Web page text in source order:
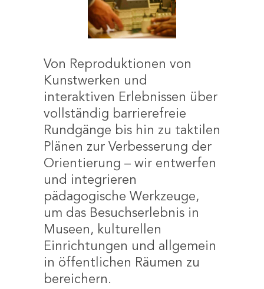
Von Reproduktionen von
Kunstwerken und
interaktiven Erlebnissen über
vollständig barrierefreie
Rundgänge bis hin zu taktilen
Plänen zur Verbesserung der
Orientierung – wir entwerfen
und integrieren
pädagogische Werkzeuge,
um das Besuchserlebnis in
Museen, kulturellen
Einrichtungen und allgemein
in öffentlichen Räumen zu
bereichern.